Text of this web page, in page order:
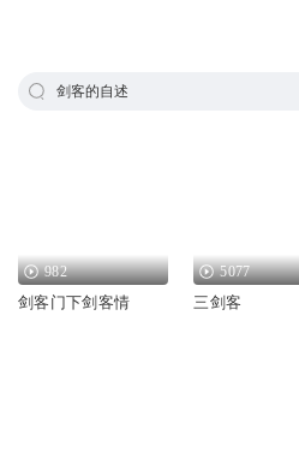
剑客的自述
982
剑客门下剑客情
5077
三剑客